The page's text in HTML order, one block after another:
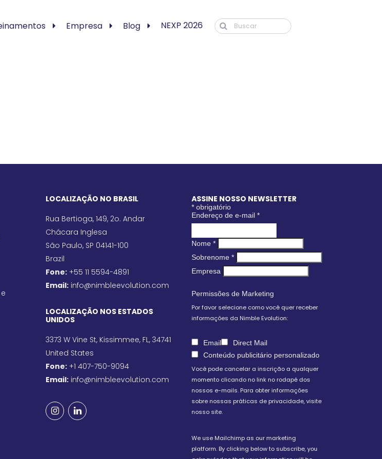
Empresa Blog NEXP 2026
LOCALIZAÇÃO NO BRASIL
Rua Bertioga, 149, 2o. Andar
Chácara Inglesa
São Paulo, SP 04141-100
Brazil
Fone: +55 11 5594-4891
Email: info@nimbleevolution.com
LOCALIZAÇÃO NOS ESTADOS
UNIDOS
3373 W Vine St, Kissimmee, FL, 34741
United States
Fone: +1 407-750-9094
Email: info@nimbleevolution.com
ASSINE NOSSO NEWSLETTER
* obrigatório
Endereço de e-mail *
Nome *
Sobrenome *
Empresa
Permissões de Marketing
Por favor selecione como você quer receber
informações da Nimble Evolution:
Email
Direct Mail
Conteúdo publicitário personalizado
Você pode cancelar a inscrição a qualquer
momento clicando no link no rodapé dos
nossos e-mails. Para obter informações
sobre nossas práticas de privacidade, visite
nosso site.
We use Mailchimp as our marketing
platform. By clicking below to subscribe, you